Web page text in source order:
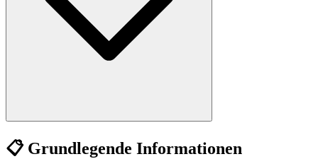
📋 Grundlegende Informationen